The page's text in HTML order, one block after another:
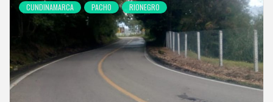
CUNDINAMARCA PACHO RIONEGRO